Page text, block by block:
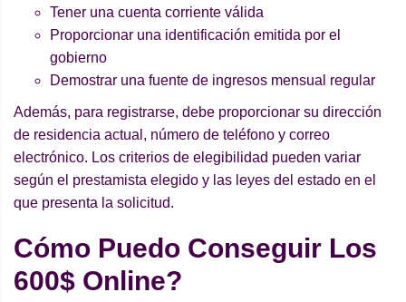
Tener una cuenta corriente válida
Proporcionar una identificación emitida por el
gobierno
Demostrar una fuente de ingresos mensual regular
Además, para registrarse, debe proporcionar su dirección
de residencia actual, número de teléfono y correo
electrónico. Los criterios de elegibilidad pueden variar
según el prestamista elegido y las leyes del estado en el
que presenta la solicitud.
Cómo Puedo Conseguir Los
600$ Online?